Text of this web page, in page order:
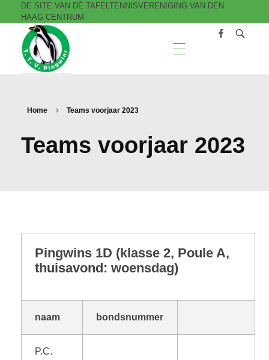
DE SITE VAN DÈ TAFELTENNISVERENIGING VAN DEN
HAAG CENTRUM
T.T.V. Pingwins
Home Teams voorjaar 2023
Teams voorjaar 2023
Pingwins 1D (klasse 2, Poule A,
thuisavond: woensdag)
naam bondsnummer
P.C.